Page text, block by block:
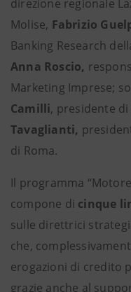
direzione regionale
Molise, Fabrizio
Banking Research
Anna Roscio,
Marketing Imprese;
Camilli, presidente
Tavaglianti,
di Roma.
Il programma
compone di cinque
sulle direttrici
che,
erogazioni di credito
grazie anche al